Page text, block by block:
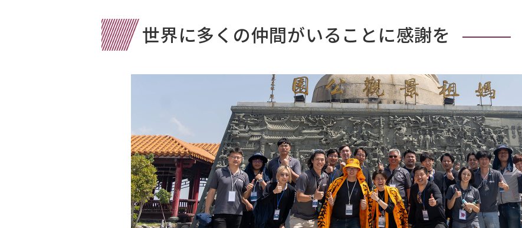
世界に多くの仲間がいることに感謝を